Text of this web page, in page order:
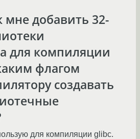
мне добавить 32-
для компиляции
флагом
создавать
для компиляции glibc.